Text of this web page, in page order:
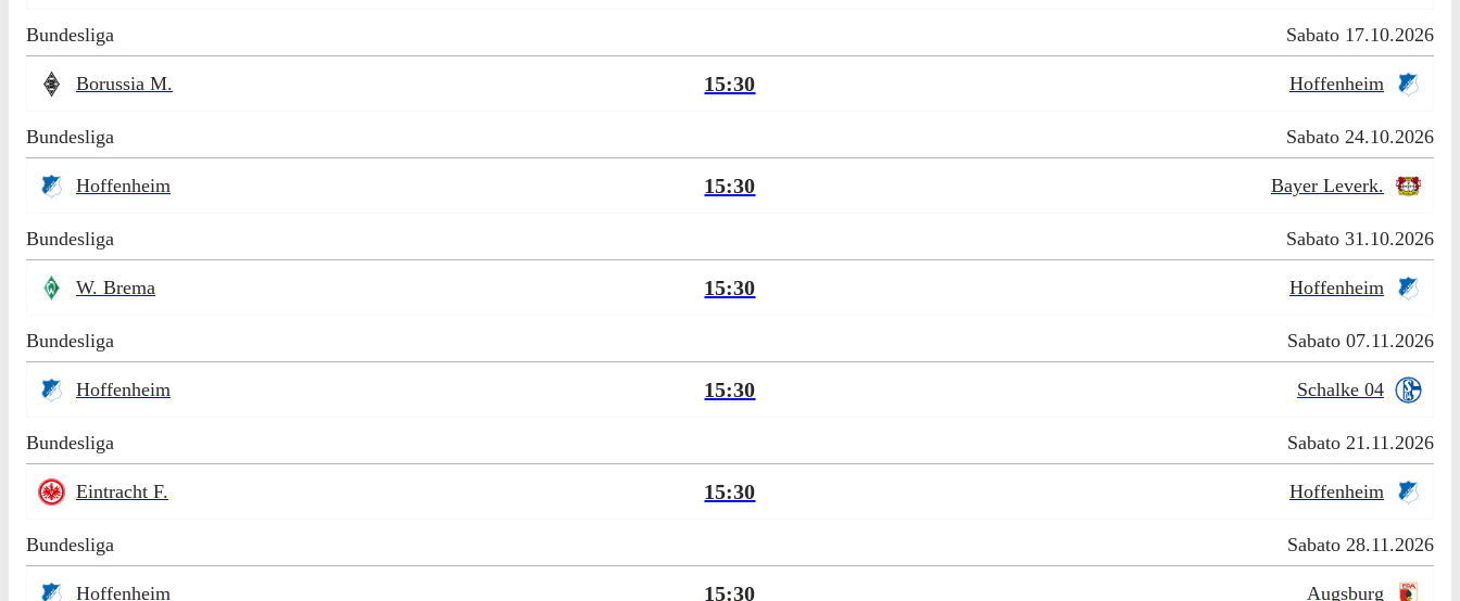
Bundesliga Sabato 17.10.2026
Borussia M. 15:30 Hoffenheim
Bundesliga Sabato 24.10.2026
Hoffenheim 15:30 Bayer Leverk.
Bundesliga Sabato 31.10.2026
W. Brema 15:30 Hoffenheim
Bundesliga Sabato 07.11.2026
Hoffenheim 15:30 Schalke 04
Bundesliga Sabato 21.11.2026
Eintracht F. 15:30 Hoffenheim
Bundesliga Sabato 28.11.2026
Hoffenheim 15:30 Augsburg